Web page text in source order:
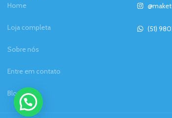
Home
Loja completa
Sobre nós
Entre em contato
Blog
(51)